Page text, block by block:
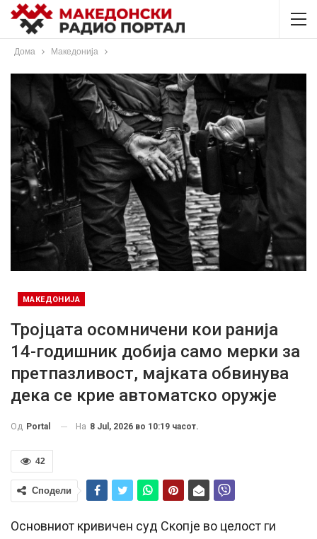
Дома Македонија
МАКЕДОНИЈА
Тројцата осомничени кои ранија
14-годишник добија само мерки за
претпазливост, мајката обвинува
дека се крие автоматско оружје
Од Portal На 8 Jul, 2026 во 10:19 часот.
42
Сподели
Основниот кривичен суд Скопје во целост ги